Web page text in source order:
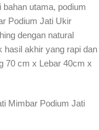
utama, podium
Podium Jati Ukir
dengan natural
hasil akhir yang rapi dan
70 cm x Lebar 40cm x
Mimbar Podium Jati